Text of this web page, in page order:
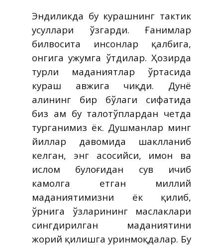
Эндиликда бу курашнинг тактик
усуллари ўзгарди. Ғанимлар
билвосита инсонлар қалбига,
онгига ҳужумга ўтдилар. Ҳозирда
турли маданиятлар ўртасида
кураш авжига чиқди. Дунё
аҳлининг бир бўлаги сифатида
биз ҳам бу талотўплардан четда
турганимиз ёк. Душманлар минг
йиллар давомида шаклланиб
келган, энг асосийси, имон ва
ислом булоғидан сув ичиб
камолга етган миллий
маданиятимизни ёк қилиб,
ўрнига ўзларининг маслаклари
сингдирилган маданиятини
жорий қилишга уринмоқдалар. Бу